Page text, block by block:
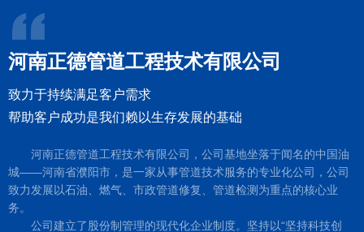
河南正德管道工程技术有限公司
致力于持续满足客户需求
帮助客户成功是我们赖以生存发展的基础
河南正德管道工程技术有限公司，公司基地坐落于闻名的中国油
城——河南省濮阳市，是一家从事管道技术服务的专业化公司，公司
致力发展以石油、燃气、市政管道修复、管道检测为重点的核心业
务。
公司建立了股份制管理的现代化企业制度。坚持以“坚持科技创